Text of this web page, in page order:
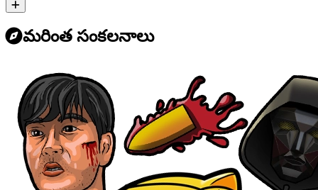
మరింత సంకలనాలు